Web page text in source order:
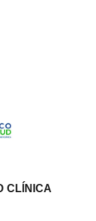
CLÍNICA